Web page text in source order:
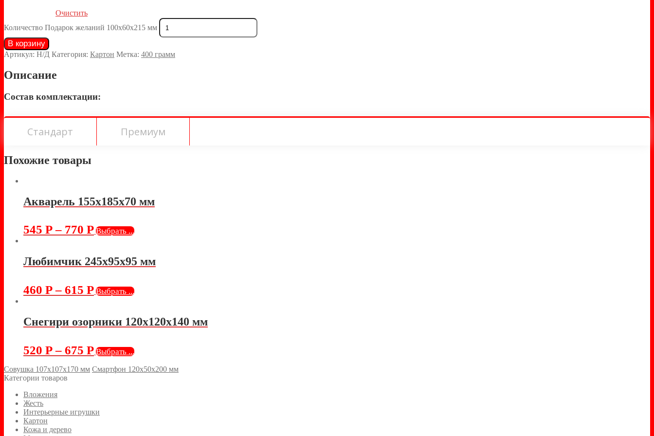
Очистить
Количество Подарок желаний 100х60х215 мм
В корзину
Артикул: Н/Д Категория: Картон Метка: 400 грамм
Описание
Состав комплектации:
Стандарт Премиум
Похожие товары
Акварель 155х185х70 мм
545 Р– 770 Р Выбрать ...
Любимчик 245х95х95 мм
460 Р– 615 Р Выбрать ...
Снегири озорники 120х120х140 мм
520 Р– 675 Р Выбрать ...
Совушка 107х107х170 мм Смартфон 120х50х200 мм
Категории товаров
Вложения
Жесть
Интерьерные игрушки
Картон
Кожа и дерево